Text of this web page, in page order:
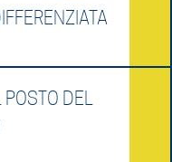
POSTO DEL